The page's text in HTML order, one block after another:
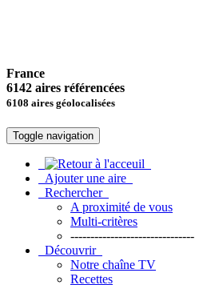
France
6142 aires référencées
6108 aires géolocalisées
Toggle navigation
Ajouter une aire
Rechercher
A proximité de vous
Multi-critères
-------------------------------
Découvrir
Notre chaîne TV
Recettes